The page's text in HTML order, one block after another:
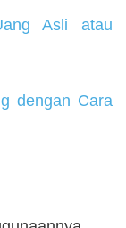
Asli atau
dengan Cara